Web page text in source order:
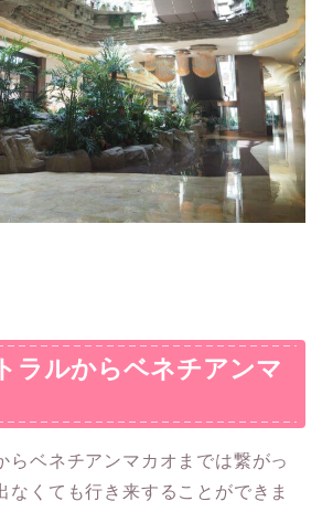
ラルからベネチアンマ
らベネチアンマカオまでは繋がっ
なくても行き来することができま